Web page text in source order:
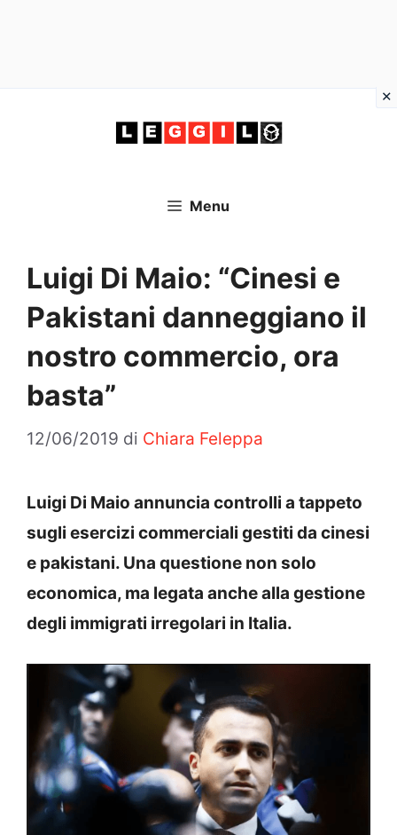
Menu
Luigi Di Maio: “Cinesi e
Pakistani danneggiano il
nostro commercio, ora
basta”
12/06/2019 di Chiara Feleppa
Luigi Di Maio annuncia controlli a tappeto
sugli esercizi commerciali gestiti da cinesi
e pakistani. Una questione non solo
economica, ma legata anche alla gestione
degli immigrati irregolari in Italia.